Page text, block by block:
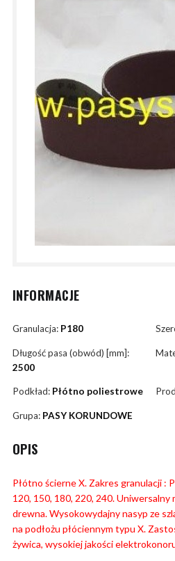
INFORMACJE
Granulacja: P180
Długość pasa (obwód) [mm]:
2500
Podkład: Płótno poliestrowe
Grupa: PASY KORUNDOWE
OPIS
Płótno ścierne X. Zakres granulacji :
120, 150, 180, 220, 240.
drewna. Wysokowydajny nasyp ze
na podłożu płóciennym typu X.
żywica, wysokiej jakości